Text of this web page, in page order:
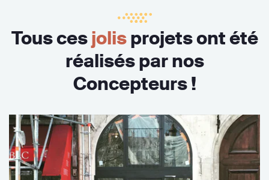
Tous cesjolisprojets ont été
réalisés par nos
Concepteurs !